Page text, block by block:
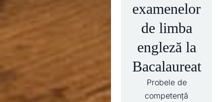
examenelor
de limba
engleză la
Bacalaureat
Probele de
competență